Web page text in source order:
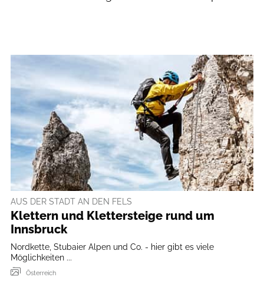
AUS DER STADT AN DEN FELS
Klettern und Klettersteige rund um
Innsbruck
Nordkette, Stubaier Alpen und Co. - hier gibt es viele
Möglichkeiten ...
Österreich